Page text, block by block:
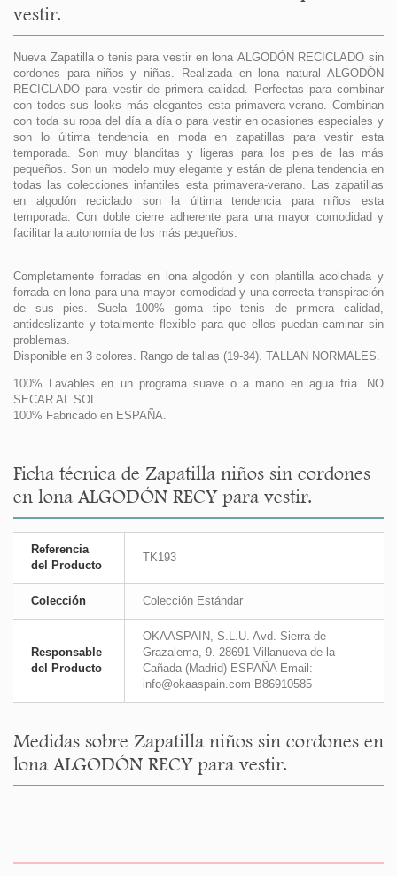
vestir.
Nueva Zapatilla o tenis para vestir en lona ALGODÓN RECICLADO sin
cordones para niños y niñas. Realizada en lona natural ALGODÓN
RECICLADO para vestir de primera calidad. Perfectas para combinar
con todos sus looks más elegantes esta primavera-verano. Combinan
con toda su ropa del día a día o para vestir en ocasiones especiales y
son lo última tendencia en moda en zapatillas para vestir esta
temporada. Son muy blanditas y ligeras para los pies de las más
pequeños. Son un modelo muy elegante y están de plena tendencia en
todas las colecciones infantiles esta primavera-verano. Las zapatillas
en algodón reciclado son la última tendencia para niños esta
temporada. Con doble cierre adherente para una mayor comodidad y
facilitar la autonomía de los más pequeños.
Completamente forradas en lona algodón y con plantilla acolchada y
forrada en lona para una mayor comodidad y una correcta transpiración
de sus pies. Suela 100% goma tipo tenis de primera calidad,
antideslizante y totalmente flexible para que ellos puedan caminar sin
problemas.
Disponible en 3 colores. Rango de tallas (19-34). TALLAN NORMALES.
100% Lavables en un programa suave o a mano en agua fría. NO
SECAR AL SOL.
100% Fabricado en ESPAÑA.
Ficha técnica de Zapatilla niños sin cordones
en lona ALGODÓN RECY para vestir.
Referencia
del Producto
TK193
Colección Colección Estándar
Responsable
del Producto
OKAASPAIN, S.L.U. Avd. Sierra de
Grazalema, 9. 28691 Villanueva de la
Cañada (Madrid) ESPAÑA Email:
info@okaaspain.com B86910585
Medidas sobre Zapatilla niños sin cordones en
lona ALGODÓN RECY para vestir.